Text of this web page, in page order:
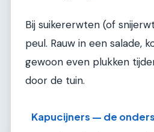
Bij suikererwten (of
peul. Rauw in een salade,
gewoon even plukken
door de tuin.
Kapucijners — de